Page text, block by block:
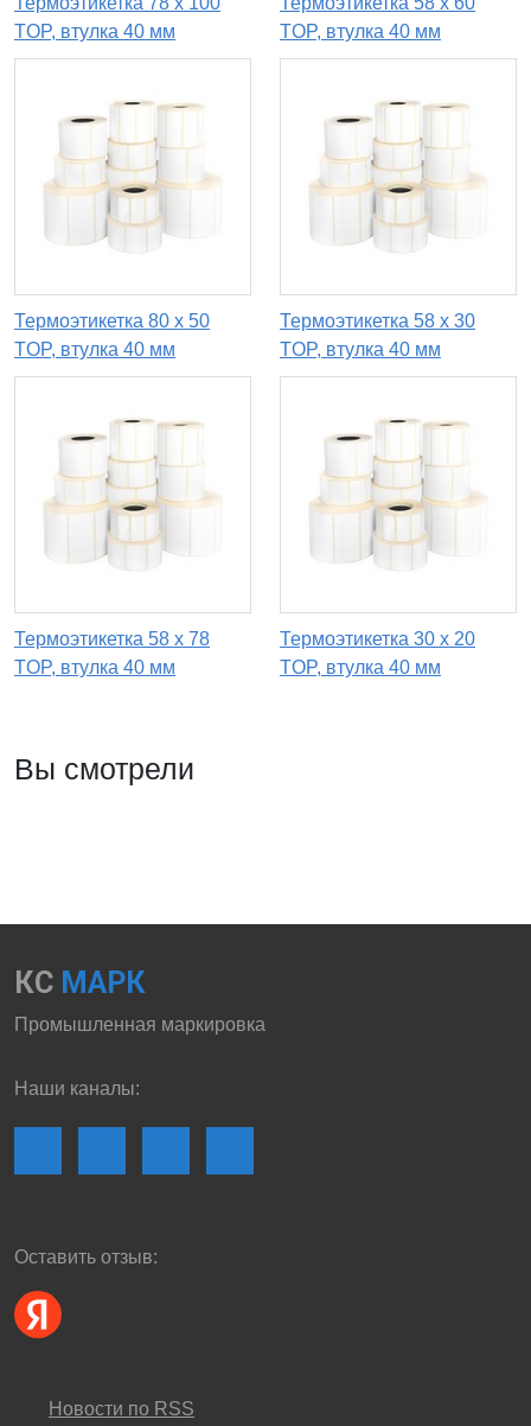
TOP, втулка 40 мм
TOP, втулка 40 мм
Термоэтикетка 80 х 50
TOP, втулка 40 мм
Термоэтикетка 58 х 30
TOP, втулка 40 мм
Термоэтикетка 58 х 78
TOP, втулка 40 мм
Термоэтикетка 30 х 20
TOP, втулка 40 мм
Вы смотрели
КС МАРК
Промышленная маркировка
Наши каналы:
Оставить отзыв:
Новости по RSS